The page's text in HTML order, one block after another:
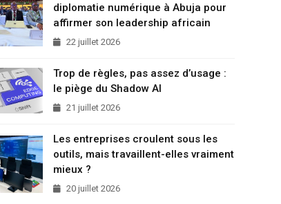
diplomatie numérique à Abuja pour
affirmer son leadership africain
22 juillet 2026
Trop de règles, pas assez d’usage :
le piège du Shadow AI
21 juillet 2026
Les entreprises croulent sous les
outils, mais travaillent-elles vraiment
mieux ?
20 juillet 2026